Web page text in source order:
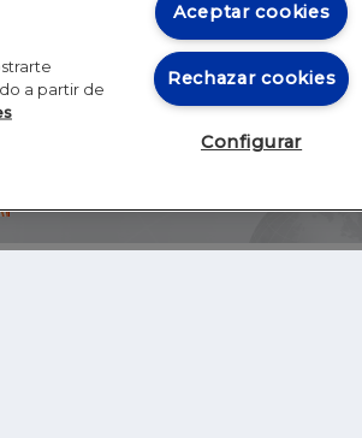
RSS
a partir de
Aceptar cookies
Rechazar cookies
Configurar